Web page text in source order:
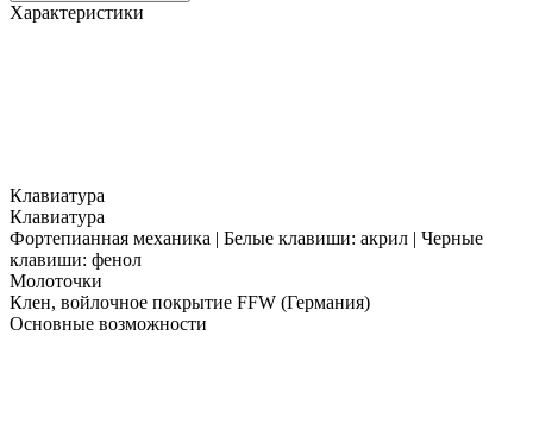
Характеристики
Клавиатура
Клавиатура
Фортепианная механика | Белые клавиши: акрил | Черные
клавиши: фенол
Молоточки
Клен, войлочное покрытие FFW (Германия)
Основные возможности